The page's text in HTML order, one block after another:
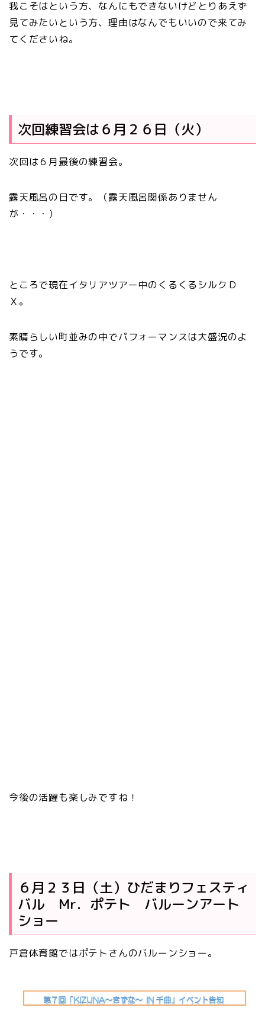
我こそはという方、なんにもできないけどとりあえず
見てみたいという方、理由はなんでもいいので来てみ
てくださいね。
次回練習会は６月２６日（火）
次回は６月最後の練習会。
露天風呂の日です。（露天風呂関係ありません
が・・・）
ところで現在イタリアツアー中のくるくるシルクＤ
Ｘ。
素晴らしい町並みの中でパフォーマンスは大盛況のよ
うです。
今後の活躍も楽しみですね！
６月２３日（土）ひだまりフェスティ
バル Mr．ポテト バルーンアート
ショー
戸倉体育館ではポテトさんのバルーンショー。